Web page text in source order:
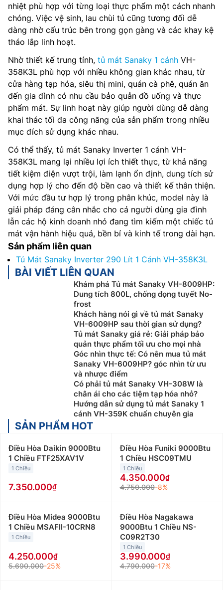
nhiệt phù hợp với từng loại thực phẩm một cách nhanh
chóng. Việc vệ sinh, lau chùi tủ cũng tương đối dễ
dàng nhờ cấu trúc bên trong gọn gàng và các khay kệ
tháo lắp linh hoạt.
Nhờ thiết kế trung tính, tủ mát Sanaky 1 cánh VH-
358K3L phù hợp với nhiều không gian khác nhau, từ
cửa hàng tạp hóa, siêu thị mini, quán cà phê, quán ăn
đến gia đình có nhu cầu bảo quản đồ uống và thực
phẩm mát. Sự linh hoạt này giúp người dùng dễ dàng
khai thác tối đa công năng của sản phẩm trong nhiều
mục đích sử dụng khác nhau.
Có thể thấy, tủ mát Sanaky Inverter 1 cánh VH-
358K3L mang lại nhiều lợi ích thiết thực, từ khả năng
tiết kiệm điện vượt trội, làm lạnh ổn định, dung tích sử
dụng hợp lý cho đến độ bền cao và thiết kế thân thiện.
Với mức đầu tư hợp lý trong phân khúc, model này là
giải pháp đáng cân nhắc cho cả người dùng gia đình
lẫn các hộ kinh doanh nhỏ đang tìm kiếm một chiếc tủ
mát vận hành hiệu quả, bền bỉ và kinh tế trong dài hạn.
Sản phẩm liên quan
Tủ Mát Sanaky Inverter 290 Lít 1 Cánh VH-358K3L
BÀI VIẾT LIÊN QUAN
Khám phá Tủ mát Sanaky VH-8009HP:
Dung tích 800L, chống đọng tuyết No-
frost
Khách hàng nói gì về tủ mát Sanaky
VH-6009HP sau thời gian sử dụng?
Tủ mát Sanaky giá rẻ: Giải pháp bảo
quản thực phẩm tối ưu cho mọi nhà
Góc nhìn thực tế: Có nên mua tủ mát
Sanaky VH-6009HP? góc nhìn từ ưu
và nhược điểm
Có phải tủ mát Sanaky VH-308W là
chân ái cho các tiệm tạp hóa nhỏ?
Hướng dẫn sử dụng tủ mát Sanaky 1
cánh VH-359K chuẩn chuyên gia
SẢN PHẨM HOT
Điều Hòa Daikin 9000Btu
1 Chiều FTF25XAV1V
1 Chiều
7.350.000
Điều Hòa Funiki 9000Btu
1 Chiều HSC09TMU
1 Chiều
4.350.000
4.750.000-8%
Điều Hòa Midea 9000Btu
1 Chiều MSAFII-10CRN8
1 Chiều
4.250.000
5.690.000-25%
Điều Hòa Nagakawa
9000Btu 1 Chiều NS-
C09R2T30
1 Chiều
3.990.000
4.790.000-17%